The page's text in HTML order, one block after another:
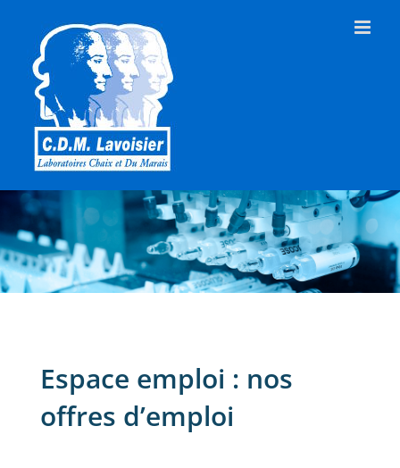
content
Espace emploi : nos
offres d’emploi